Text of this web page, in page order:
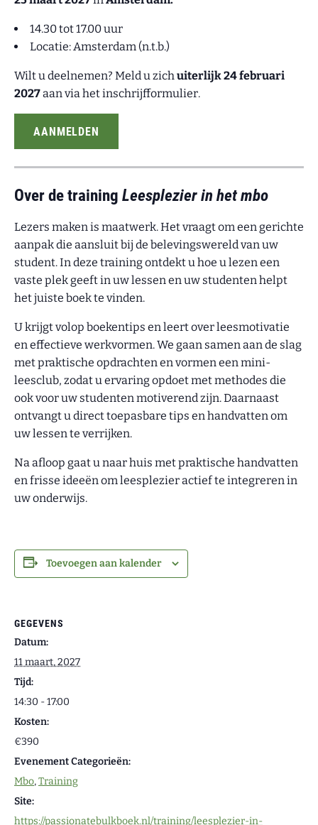
14.30 tot 17.00 uur
Locatie: Amsterdam (n.t.b.)
Wilt u deelnemen? Meld u zichuiterlijk 24 februari
2027aan via het inschrijfformulier.
AANMELDEN
Over de training Leesplezier in het mbo
Lezers maken is maatwerk. Het vraagt om een gerichte
aanpak die aansluit bij de belevingswereld van uw
student. In deze training ontdekt u hoe u lezen een
vaste plek geeft in uw lessen en uw studenten helpt
het juiste boek te vinden.
U krijgt volop boekentips en leert over leesmotivatie
en effectieve werkvormen. We gaan samen aan de slag
met praktische opdrachten en vormen een mini-
leesclub, zodat u ervaring opdoet met methodes die
ook voor uw studenten motiverend zijn. Daarnaast
ontvangt u direct toepasbare tips en handvatten om
uw lessen te verrijken.
Na afloop gaat u naar huis met praktische handvatten
en frisse ideeën om leesplezier actief te integreren in
uw onderwijs.
Toevoegen aan kalender
GEGEVENS
Datum:
11 maart, 2027
Tijd:
14:30 - 17:00
Kosten:
€390
Evenement Categorieën:
Mbo,Training
Site:
https://passionatebulkboek.nl/training/leesplezier-in-